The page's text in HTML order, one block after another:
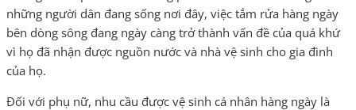
những người dân đang sống nơi đây, việc tắm rửa hàng ngày
bên dòng sông đang ngày càng trở thành vấn đề của quá khứ
vì họ đã nhận được nguồn nước và nhà vệ sinh cho gia đình
của họ.
Đối với phụ nữ, nhu cầu được vệ sinh cá nhân hàng ngày là